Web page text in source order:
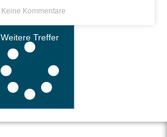
Keine Kommentare
Weitere Treffer